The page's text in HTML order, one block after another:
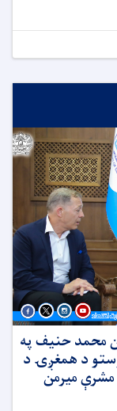
محمد حنیف په
د همغږۍ د
مشرې میرمن